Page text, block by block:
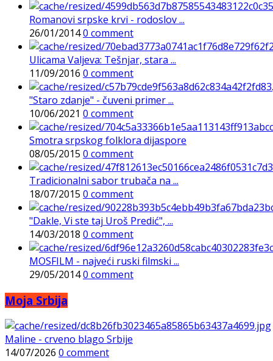
Romanovi srpske krvi - rodoslov ...
26/01/20140 comment
Ulicama Valjeva: Tešnjar, stara ...
11/09/2016 0 comment
"Staro zdanje" - čuveni primer ...
10/06/2021 0 comment
Smotra srpskog folklora dijaspore
08/05/2015 0 comment
Tradicionalni sabor trubača na ...
18/07/2015 0 comment
"Dakle, Vi ste taj Uroš Predić", ...
14/03/2018 0 comment
MOSFILM - najveći ruski filmski ...
29/05/20140 comment
Moja Srbija
Maline - crveno blago Srbije
14/07/2026 0 comment